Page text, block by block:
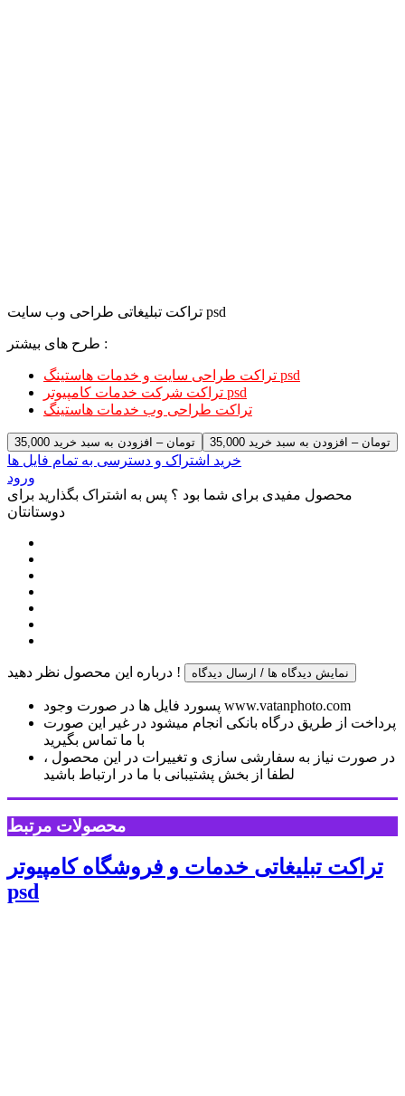
تراکت تبلیغاتی طراحی وب سایت psd
طرح های بیشتر :
تراکت طراحی سایت و خدمات هاستینگ psd
تراکت شرکت خدمات کامپیوتر psd
تراکت طراحی وب خدمات هاستینگ
35,000 تومان – افزودن به سبد خرید
خرید اشتراک و دسترسی به تمام فایل ها
ورود
محصول مفیدی برای شما بود ؟ پس به اشتراک بگذارید برای
دوستانتان
درباره این محصول نظر دهید ! نمایش دیدگاه ها / ارسال دیدگاه
پسورد فایل ها در صورت وجود www.vatanphoto.com
پرداخت از طریق درگاه بانکی انجام میشود در غیر این صورت
با ما تماس بگیرید
در صورت نیاز به سفارشی سازی و تغییرات در این محصول ،
لطفا از بخش پشتیبانی با ما در ارتباط باشید
محصولات مرتبط
تراکت تبلیغاتی خدمات و فروشگاه کامپیوتر
psd